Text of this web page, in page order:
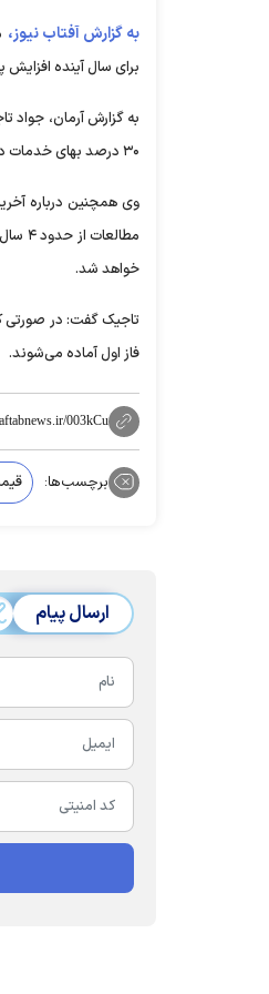
به گزارش آفتاب نیوز،
برای سال آینده افزایش
به گزارش آرمان، جواد
۳۰ درصد بهای خدمات در بهشت زهرا (س) چه در قبور و چه در سایر خدمات موافق نیست و پیش‌بینی می‌شود که این میزان برای سال آینده به تصویب برسد.
وی همچنین درباره
خواهد شد.
فاز اول آماده می‌شوند.
003kCu
برچسب‌ها:
ارسال پیام